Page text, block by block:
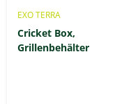
EXO TERRA
Cricket Box,
Grillenbehälter